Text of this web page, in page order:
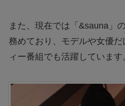
また、現在では「&sauna」
務めており、モデルや女優
ィー番組でも活躍しています